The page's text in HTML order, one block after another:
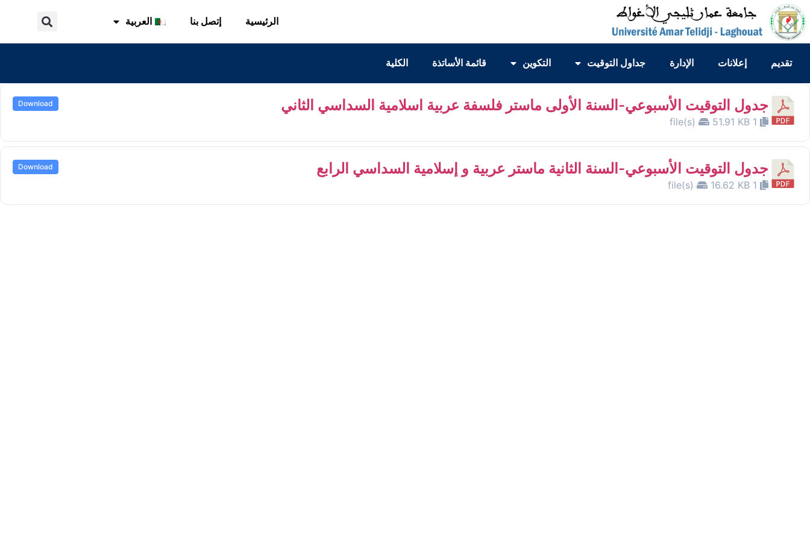
الرئيسية إتصل بنا العربية
تقديم إعلانات الإدارة جداول التوقيت التكوين قائمة الأساتذة الكلية
جدول التوقيت الأسبوعي-السنة الأولى ماستر فلسفة عربية اسلامية السداسي الثاني
51.91 KB
Download
جدول التوقيت الأسبوعي-السنة الثانية ماستر عربية و إسلامية السداسي الرابع
16.62 KB
Download